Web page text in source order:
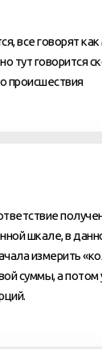
все говорят
тут говорится
происшествия
шкале, в
измерить
суммы, а потом